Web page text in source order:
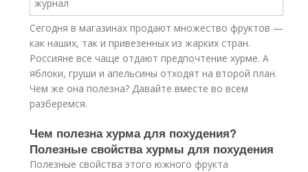
Сегодня в магазинах продают множество фруктов —
как наших, так и привезенных из жарких стран.
Россияне все чаще отдают предпочтение хурме. А
яблоки, груши и апельсины отходят на второй план.
Чем же она полезна? Давайте вместе во всем
разберемся.
Чем полезна хурма для похудения?
Полезные свойства хурмы для похудения
Полезные свойства этого южного фрукта